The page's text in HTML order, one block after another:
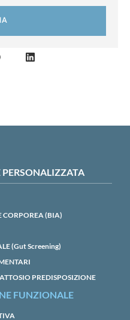
CORPOREA (BIA)
(Gut Screening)
PREDISPOSIZIONE
FUNZIONALE